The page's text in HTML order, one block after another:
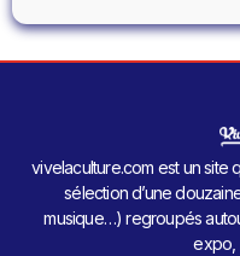
vivelaculture.com est un site
sélection d’une
musique…) regroupés
expo,